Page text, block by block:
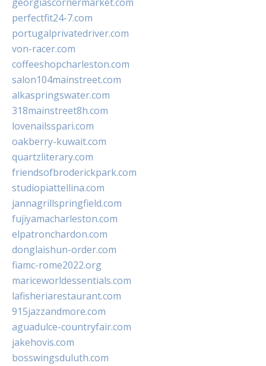
perfectfit24-7.com
portugalprivatedriver.com
von-racer.com
coffeeshopcharleston.com
salon104mainstreet.com
alkaspringswater.com
318mainstreet8h.com
lovenailsspari.com
oakberry-kuwait.com
quartzliterary.com
friendsofbroderickpark.com
studiopiattellina.com
jannagrillspringfield.com
fujiyamacharleston.com
elpatronchardon.com
donglaishun-order.com
fiamc-rome2022.org
mariceworldessentials.com
lafisheriarestaurant.com
915jazzandmore.com
aguadulce-countryfair.com
jakehovis.com
bosswingsduluth.com